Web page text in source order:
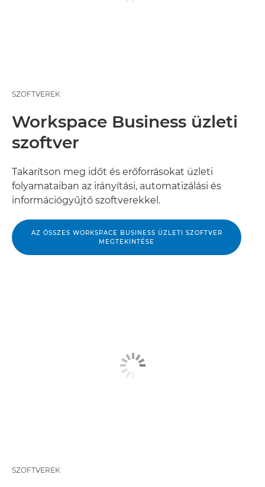
SZOFTVEREK
Workspace Business üzleti
szoftver
Takarítson meg időt és erőforrásokat üzleti
folyamataiban az irányítási, automatizálási és
információgyűjtő szoftverekkel.
AZ ÖSSZES WORKSPACE BUSINESS ÜZLETI SZOFTVER
MEGTEKINTÉSE
SZOFTVEREK